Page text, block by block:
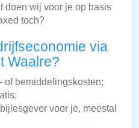
doen wij voor je op basis
toch?
via
Waalre?
of bemiddelingskosten;
voor je, meestal